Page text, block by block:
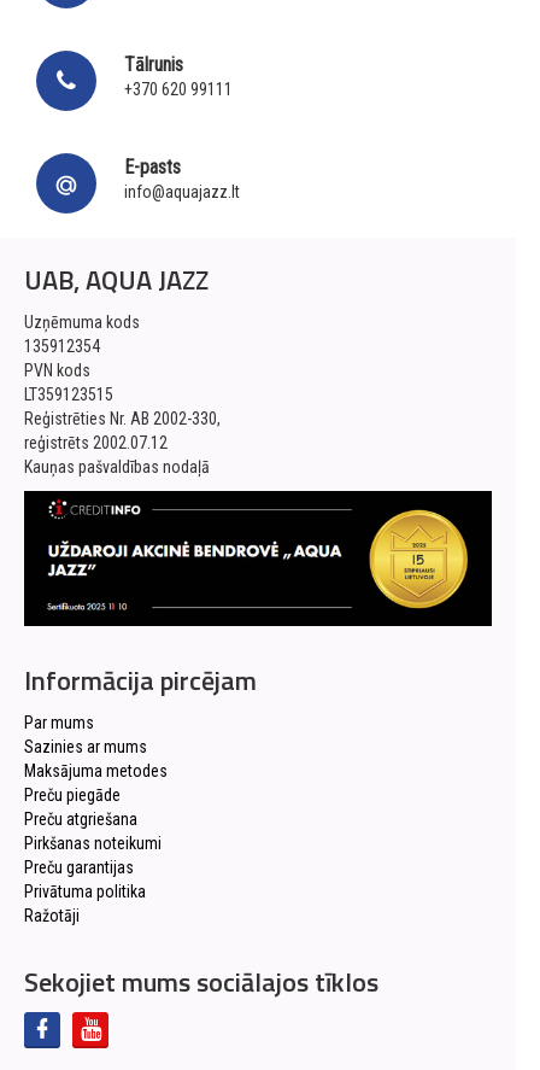
Tālrunis
+370 620 99111
E-pasts
info@aquajazz.lt
UAB, AQUA JAZZ
Uzņēmuma kods
135912354
PVN kods
LT359123515
Reģistrēties Nr. AB 2002-330,
reģistrēts 2002.07.12
Kauņas pašvaldības nodaļā
Informācija pircējam
Par mums
Sazinies ar mums
Maksājuma metodes
Preču piegāde
Preču atgriešana
Pirkšanas noteikumi
Preču garantijas
Privātuma politika
Ražotāji
Sekojiet mums sociālajos tīklos